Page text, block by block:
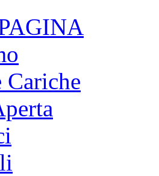
Cariche